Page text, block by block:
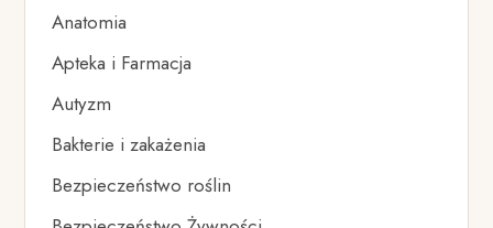
Anatomia
Apteka i Farmacja
Autyzm
Bakterie i zakażenia
Bezpieczeństwo roślin